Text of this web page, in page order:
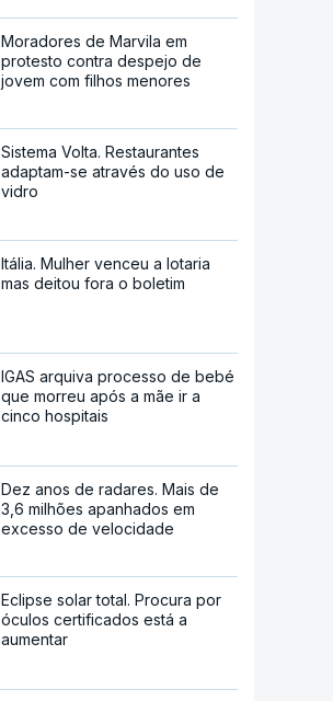
Moradores de Marvila em
protesto contra despejo de
jovem com filhos menores
Sistema Volta. Restaurantes
adaptam-se através do uso de
vidro
Itália. Mulher venceu a lotaria
mas deitou fora o boletim
IGAS arquiva processo de bebé
que morreu após a mãe ir a
cinco hospitais
Dez anos de radares. Mais de
3,6 milhões apanhados em
excesso de velocidade
Eclipse solar total. Procura por
óculos certificados está a
aumentar